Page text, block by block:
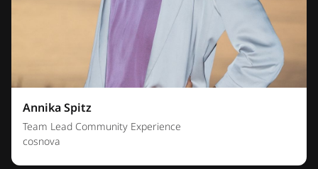
Annika Spitz
Team Lead Community Experience
cosnova